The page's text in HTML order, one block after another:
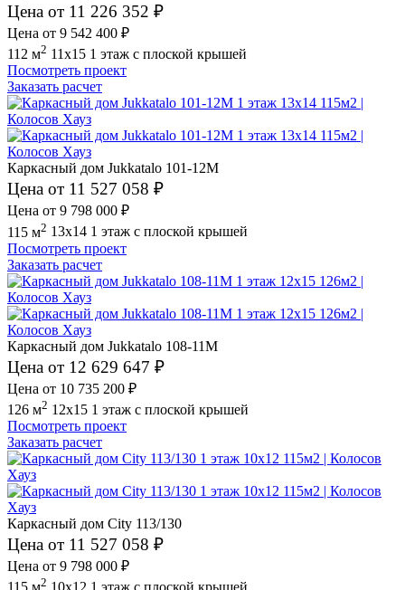
Цена от 11 226 352 ₽
Цена от 9 542 400 ₽
112 м2 11x15 1 этаж с плоской крышей
Посмотреть проект
Заказать расчет
Каркасный дом Jukkatalo 101-12M
Цена от 11 527 058 ₽
Цена от 9 798 000 ₽
115 м2 13x14 1 этаж с плоской крышей
Посмотреть проект
Заказать расчет
Каркасный дом Jukkatalo 108-11M
Цена от 12 629 647 ₽
Цена от 10 735 200 ₽
126 м2 12x15 1 этаж с плоской крышей
Посмотреть проект
Заказать расчет
Каркасный дом City 113/130
Цена от 11 527 058 ₽
Цена от 9 798 000 ₽
2